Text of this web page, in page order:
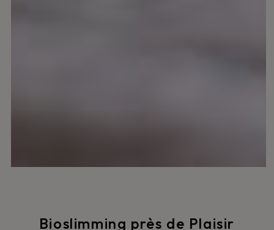
Bioslimming près de Plaisir